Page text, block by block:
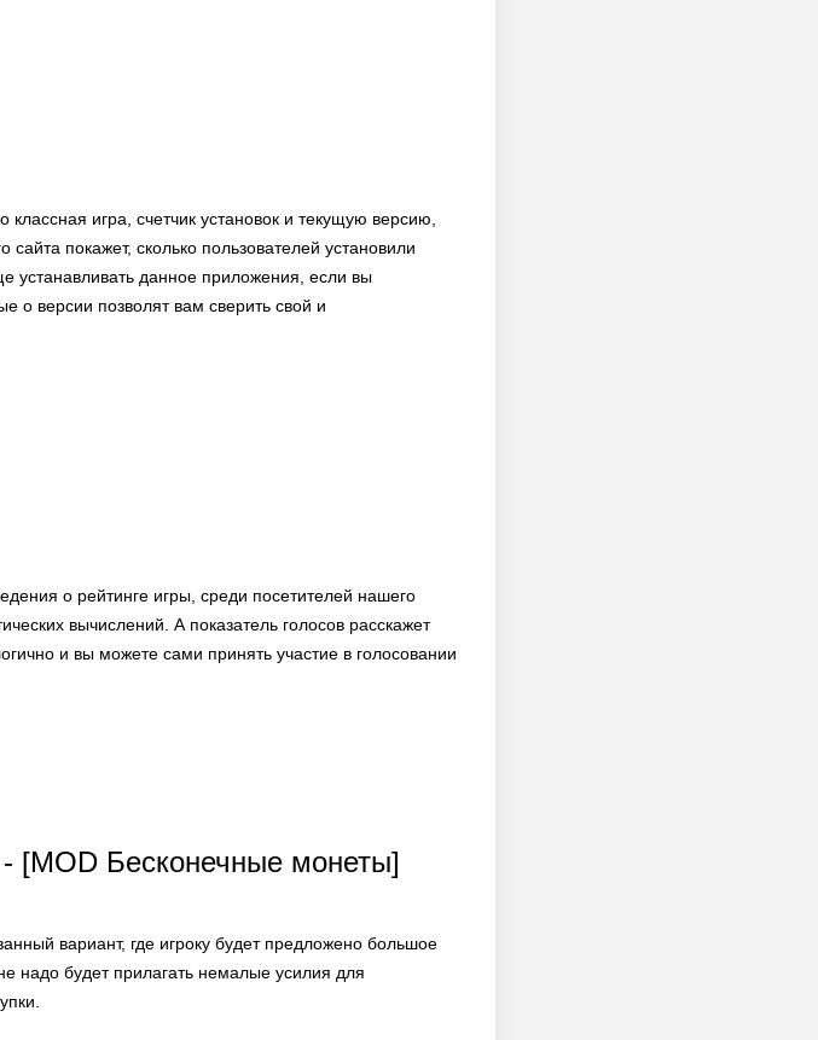
игра, счетчик установок и текущую версию,
покажет, сколько пользователей установили
данное приложения, если вы
о версии позволят вам сверить свой и
о рейтинге игры, среди посетителей нашего
вычислений. А показатель голосов расскажет
и вы можете сами принять участие в голосовании
[MOD Бесконечные монеты]
вариант, где игроку будет предложено большое
надо будет прилагать немалые усилия для